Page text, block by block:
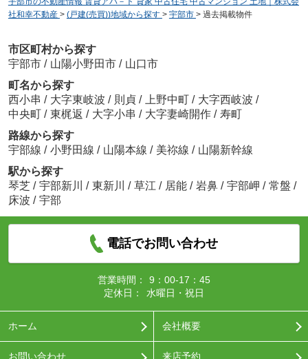
社和幸不動産 > (戸建(売買))地域から探す > 宇部市 > 過去掲載物件
市区町村から探す
宇部市 / 山陽小野田市 / 山口市
町名から探す
西小串 / 大字東岐波 / 則貞 / 上野中町 / 大字西岐波 /
中央町 / 東梶返 / 大字小串 / 大字妻崎開作 / 寿町
路線から探す
宇部線 / 小野田線 / 山陽本線 / 美祢線 / 山陽新幹線
駅から探す
琴芝 / 宇部新川 / 東新川 / 草江 / 居能 / 岩鼻 / 宇部岬 / 常盤 /
床波 / 宇部
電話でお問い合わせ
営業時間：
9：00-17：45
定休日：
水曜日・祝日
ホーム 会社概要
お問い合わせ 来店予約